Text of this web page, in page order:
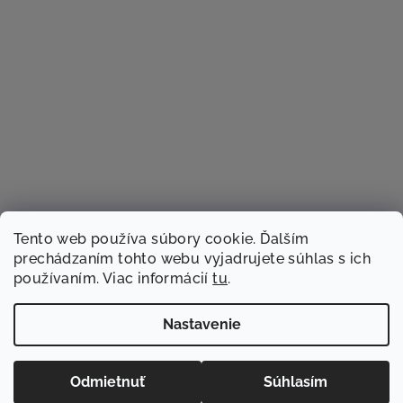
Tento web používa súbory cookie. Ďalším
prechádzaním tohto webu vyjadrujete súhlas s ich
používaním. Viac informáciítu.
Nastavenie
Odmietnuť Súhlasím
Sledovať na Instagrame
TACSTER.sk